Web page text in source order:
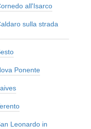
all'Isarco
sulla strada
Ponente
Leonardo in